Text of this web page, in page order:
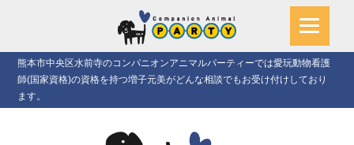
熊本市中央区水前寺のコンパニオンアニマルパーティーでは愛玩動物看護
師(国家資格)の資格を持つ増子元美がどんな相談でもお受け付けしており
ます。